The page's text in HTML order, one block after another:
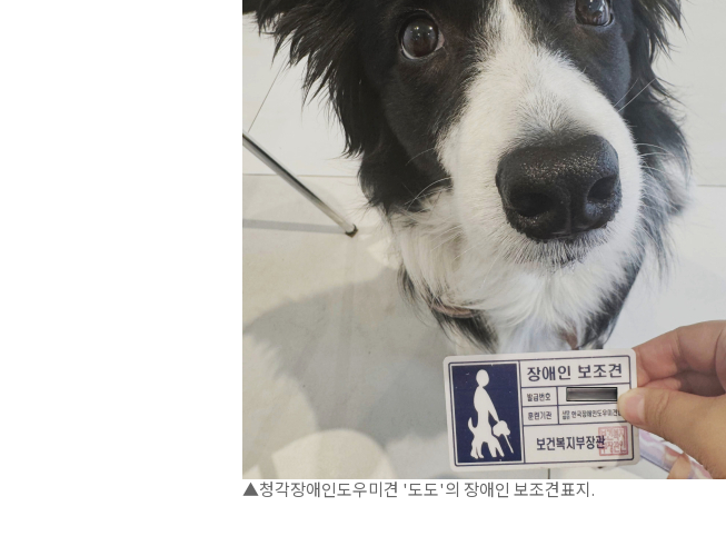
▲청각장애인도우미견 '도도'의 장애인 보조견표지.